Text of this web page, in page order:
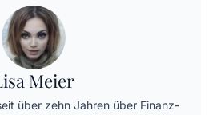
Meier
über zehn Jahren über Finanz-